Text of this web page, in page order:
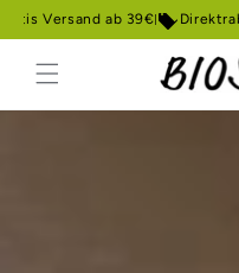
zum
Versand ab 39€